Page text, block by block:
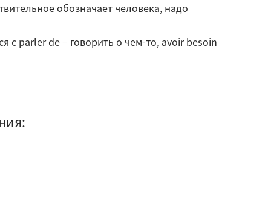
обозначает человека, надо
с parler de – говорить о чем-то, avoir besoin